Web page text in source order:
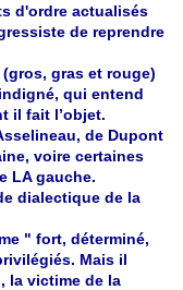
d'ordre actualisés
de reprendre
gras et rouge)
qui entend
il fait l’objet.
de Dupont
voire certaines
LA gauche.
dialectique de la
" fort, déterminé,
Mais il
la victime de la